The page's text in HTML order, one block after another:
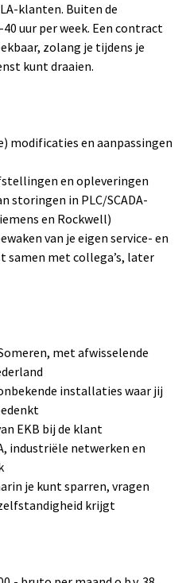
klanten. Buiten de
uur per week. Een contract
zolang je tijdens je
kunt draaien.
modificaties en aanpassingen
en opleveringen
storingen in PLC/SCADA-
en Rockwell)
van je eigen service- en
samen met collega’s, later
met afwisselende
installaties waar jij
EKB bij de klant
industriële netwerken en
je kunt sparren, vragen
krijgt